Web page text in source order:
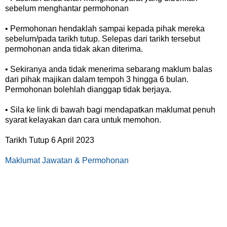
sebelum menghantar permohonan
• Permohonan hendaklah sampai kepada pihak mereka
sebelum/pada tarikh tutup. Selepas dari tarikh tersebut
permohonan anda tidak akan diterima.
• Sekiranya anda tidak menerima sebarang maklum balas
dari pihak majikan dalam tempoh 3 hingga 6 bulan.
Permohonan bolehlah dianggap tidak berjaya.
• Sila ke link di bawah bagi mendapatkan maklumat penuh
syarat kelayakan dan cara untuk memohon.
Tarikh Tutup 6 April 2023
Maklumat Jawatan & Permohonan